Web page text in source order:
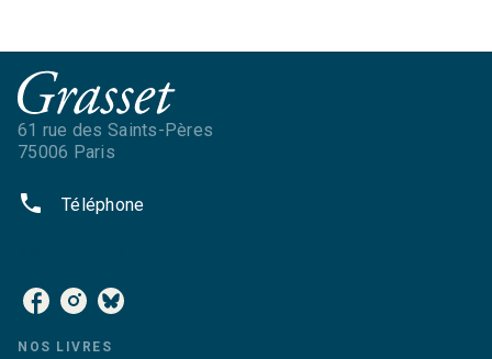
61 rue des Saints-Pères
75006 Paris
phone Téléphone
NOS LIVRES